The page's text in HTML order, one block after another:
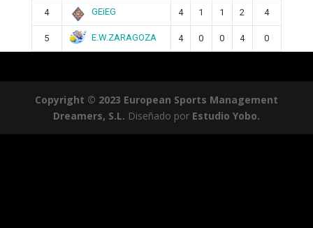
4 GEiEG 4 1 1 2 4
5 E.W.ZARAGOZA 4 0 0 4 0
Copyright © 2023 European Sports Management
Dreamers, S.L. Diseñado por Estudio Yobo.